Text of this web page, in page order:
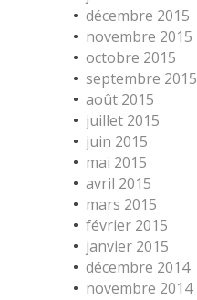
décembre 2015
novembre 2015
octobre 2015
septembre 2015
août 2015
juillet 2015
juin 2015
mai 2015
avril 2015
mars 2015
février 2015
janvier 2015
décembre 2014
novembre 2014